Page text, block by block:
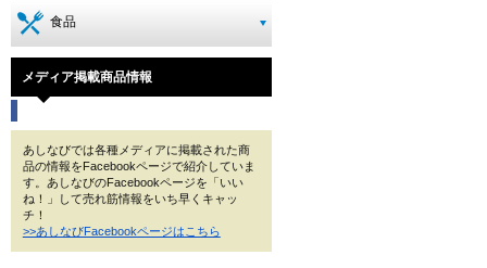
食品
メディア掲載商品情報
あしなびでは各種メディアに掲載された商
品の情報をFacebookページで紹介していま
す。あしなびのFacebookページを「いい
ね！」して売れ筋情報をいち早くキャッ
チ！
>>あしなびFacebookページはこちら